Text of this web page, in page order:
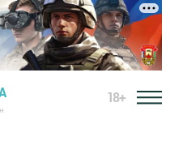
18+